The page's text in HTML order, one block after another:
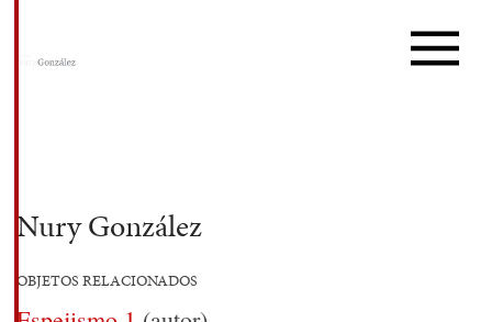
Nury González
OBJETOS RELACIONADOS